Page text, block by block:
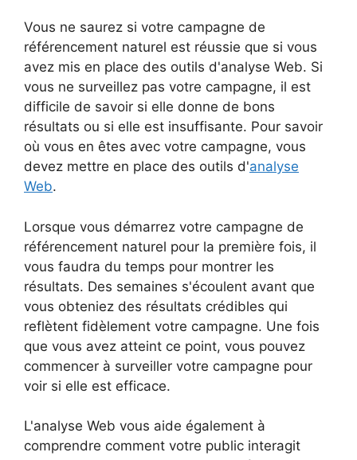
Vous ne saurez si votre campagne de
référencement naturel est réussie que si vous
avez mis en place des outils d'analyse Web. Si
vous ne surveillez pas votre campagne, il est
difficile de savoir si elle donne de bons
résultats ou si elle est insuffisante. Pour savoir
où vous en êtes avec votre campagne, vous
devez mettre en place des outils d'analyse
Web.
Lorsque vous démarrez votre campagne de
référencement naturel pour la première fois, il
vous faudra du temps pour montrer les
résultats. Des semaines s'écoulent avant que
vous obteniez des résultats crédibles qui
reflètent fidèlement votre campagne. Une fois
que vous avez atteint ce point, vous pouvez
commencer à surveiller votre campagne pour
voir si elle est efficace.
L'analyse Web vous aide également à
comprendre comment votre public interagit